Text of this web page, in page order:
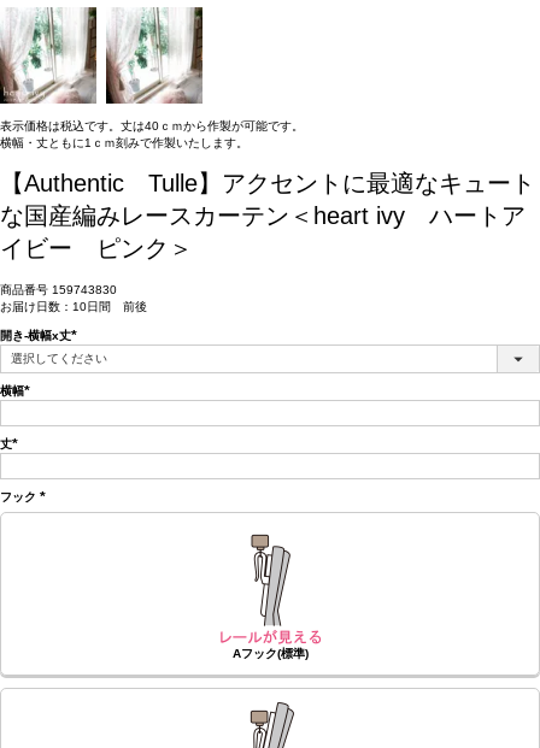
表示価格は税込です。丈は40ｃｍから作製が可能です。
横幅・丈ともに1ｃｍ刻みで作製いたします。
【Authentic Tulle】アクセントに最適なキュート
な国産編みレースカーテン＜heart ivy ハートア
イビー ピンク＞
商品番号 159743830
お届け日数：10日間 前後
開き-横幅x丈
(必
須)
横幅
須)
丈
須)
フック
(必
Aフック(標準)